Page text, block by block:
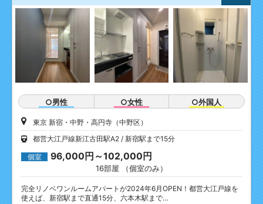
○男性 ○女性 ○外国人
東京 新宿・中野・高円寺（中野区）
都営大江戸線新江古田駅A2
新宿駅まで15分
個室 96,000円～102,000円
16部屋 （個室のみ）
完全リノベワンルームアパートが2024年6月OPEN！都営大江戸線を
使えば、新宿駅まで直通15分、六本木駅まで…